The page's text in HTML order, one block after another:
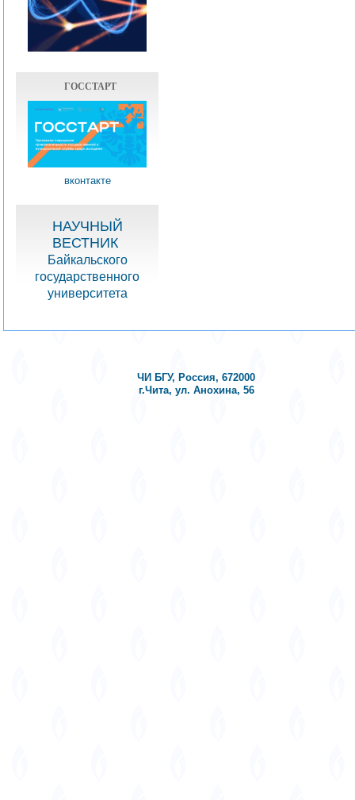
ГОССТАРТ
вконтакте
НАУЧНЫЙ
ВЕСТНИК
Байкальского
государственного
университета
ЧИ БГУ, Россия, 672000
г.Чита, ул. Анохина, 56